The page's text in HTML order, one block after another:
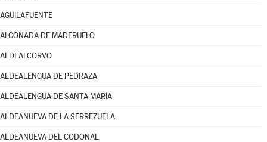
AGUILAFUENTE
ALCONADA DE MADERUELO
ALDEALCORVO
ALDEALENGUA DE PEDRAZA
ALDEALENGUA DE SANTA MARÍA
ALDEANUEVA DE LA SERREZUELA
ALDEANUEVA DEL CODONAL